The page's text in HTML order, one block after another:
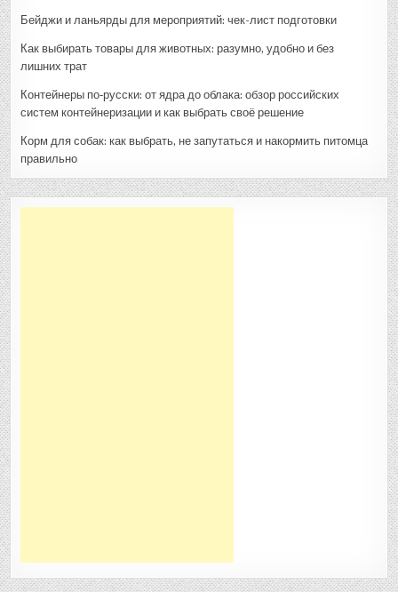
Бейджи и ланьярды для мероприятий: чек-лист подготовки
Как выбирать товары для животных: разумно, удобно и без
лишних трат
Контейнеры по‑русски: от ядра до облака: обзор российских
систем контейнеризации и как выбрать своё решение
Корм для собак: как выбрать, не запутаться и накормить питомца
правильно